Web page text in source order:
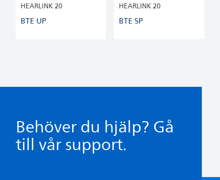
HEARLINK 20
BTE UP
HEARLINK 20
BTE SP
Behöver du hjälp? Gå
till vår support.